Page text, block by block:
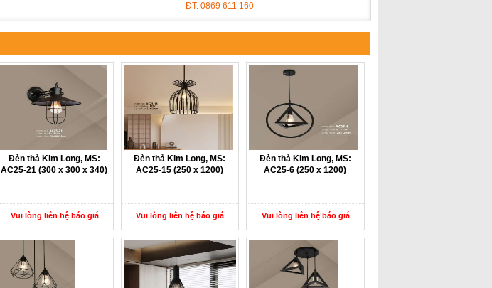
ĐT: 0869 611 160
Đèn thả Kim Long, MS:
AC25-21 (300 x 300 x 340)
Vui lòng liên hệ báo giá
Đèn thả Kim Long, MS:
AC25-15 (250 x 1200)
Vui lòng liên hệ báo giá
Đèn thả Kim Long, MS:
AC25-6 (250 x 1200)
Vui lòng liên hệ báo giá